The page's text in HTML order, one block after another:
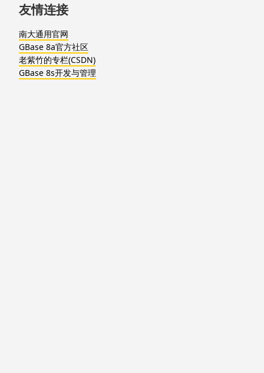
友情连接
南大通用官网
GBase 8a官方社区
老紫竹的专栏(CSDN)
GBase 8s开发与管理